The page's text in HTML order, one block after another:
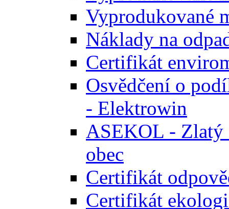
Vyprodukované
Náklady na
Certifikát
Osvědčení o
- Elektrowin
ASEKOL -
obec
Certifikát
Certifikát